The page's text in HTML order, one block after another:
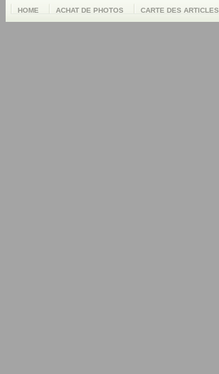
HOME ACHAT DE PHOTOS CARTE DES ARTICLES